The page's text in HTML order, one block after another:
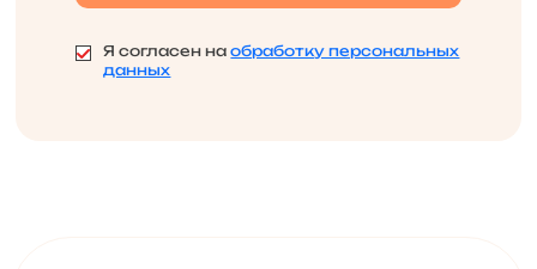
Я согласен наобработку персональных
данных